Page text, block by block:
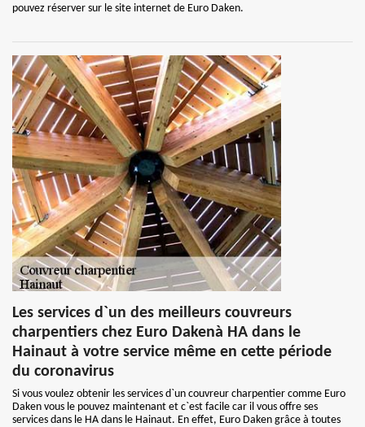
pouvez réserver sur le site internet de Euro Daken.
Les services d`un des meilleurs couvreurs
charpentiers chez Euro Dakenà HA dans le
Hainaut à votre service même en cette période
du coronavirus
Si vous voulez obtenir les services d`un couvreur charpentier comme Euro
Daken vous le pouvez maintenant et c`est facile car il vous offre ses
services dans le HA dans le Hainaut. En effet, Euro Daken grâce à toutes